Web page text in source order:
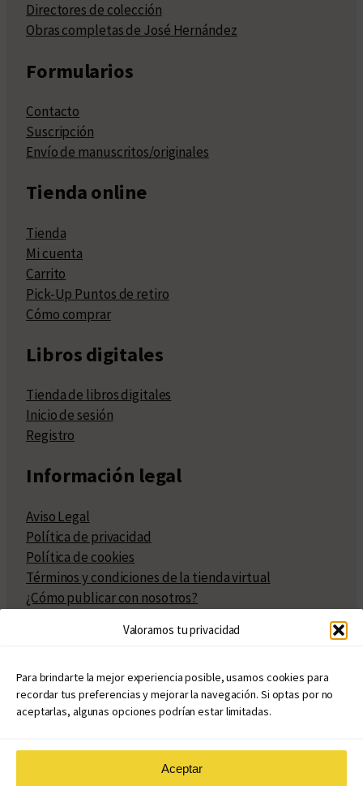
Valoramos tu privacidad
Para brindarte la mejor experiencia posible, usamos cookies para
recordar tus preferencias y mejorar la navegación. Si optas por no
aceptarlas, algunas opciones podrían estar limitadas.
Aceptar
Directores de colección
Obras completas de José Hernández
Formularios
Contacto
Suscripción
Envío de manuscritos/originales
Tienda online
Tienda
Mi cuenta
Carrito
Pick-Up Puntos de retiro
Cómo comprar
Libros digitales
Tienda de libros digitales
Inicio de sesión
Registro
Información legal
Aviso Legal
Política de privacidad
Política de cookies
Términos y condiciones de la tienda virtual
¿Cómo publicar con nosotros?
Políticas de publicación
Políticas de coedición
Atribuciones